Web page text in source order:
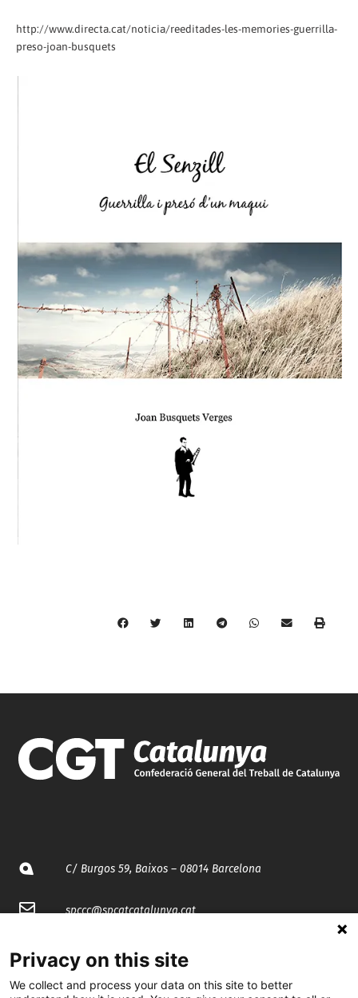
http://www.directa.cat/noticia/reeditades-les-memories-guerrilla-
preso-joan-busquets
C/ Burgos 59, Baixos – 08014 Barcelona
spccc@spcgtcatalunya.cat
Privacy on this site
We collect and process your data on this site to better